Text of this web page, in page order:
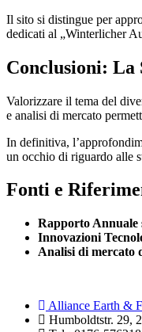
Il sito si distingue per
dedicati al „Winterlicher
Conclusioni: La
Valorizzare il tema del
e analisi di mercato
In definitiva,
un occhio di riguardo alle
Fonti e
Rapporto Annuale
Innovazioni
Analisi di mercato
Alliance Earth &
Humboldtstr. 29,